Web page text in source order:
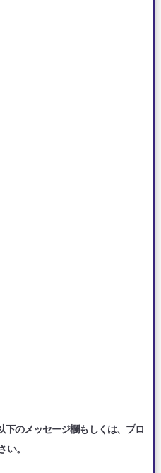
のメッセージ欄もしくは、プロ
。